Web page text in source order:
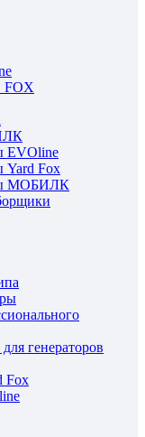
FOX
EVOline
Yard Fox
МОБИЛК
генераторов
Fox